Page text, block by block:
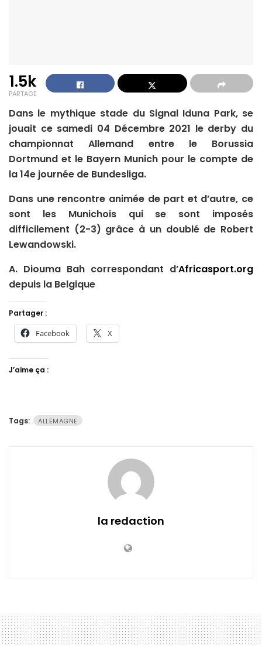
1.5k
PARTAGE
Dans le mythique stade du Signal Iduna Park, se
jouait ce samedi 04 Décembre 2021 le derby du
championnat Allemand entre le Borussia
Dortmund et le Bayern Munich pour le compte de
la 14e journée de Bundesliga.
Dans une rencontre animée de part et d’autre, ce
sont les Munichois qui se sont imposés
difficilement (2-3) grâce à un doublé de Robert
Lewandowski.
A. Diouma Bah correspondant d’Africasport.org
depuis la Belgique
Partager :
Facebook X
J’aime ça :
Tags: ALLEMAGNE
la redaction